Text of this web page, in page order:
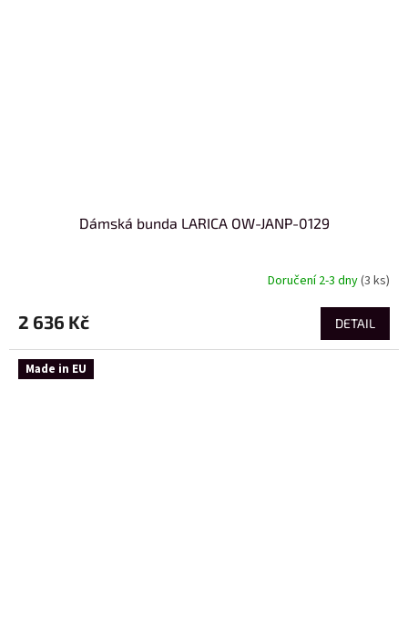
Dámská bunda LARICA OW-JANP-0129
Doručení 2-3 dny(3 ks)
2 636 Kč DETAIL
Made in EU